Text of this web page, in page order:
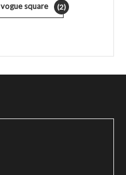
vogue square (2)